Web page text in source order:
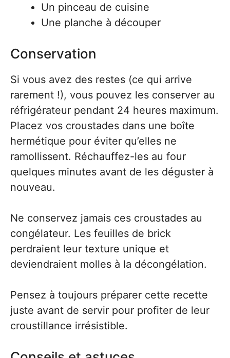
Un pinceau de cuisine
Une planche à découper
Conservation
Si vous avez des restes (ce qui arrive
rarement !), vous pouvez les conserver au
réfrigérateur pendant 24 heures maximum.
Placez vos croustades dans une boîte
hermétique pour éviter qu’elles ne
ramollissent. Réchauffez-les au four
quelques minutes avant de les déguster à
nouveau.
Ne conservez jamais ces croustades au
congélateur. Les feuilles de brick
perdraient leur texture unique et
deviendraient molles à la décongélation.
Pensez à toujours préparer cette recette
juste avant de servir pour profiter de leur
croustillance irrésistible.